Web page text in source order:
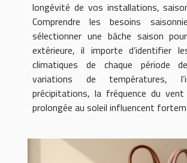
longévité de vos installations,
Comprendre les besoins
sélectionner une bâche saison
extérieure, il importe d’identifier
climatiques de chaque période
variations de températures,
précipitations, la fréquence du vent
prolongée au soleil influencent